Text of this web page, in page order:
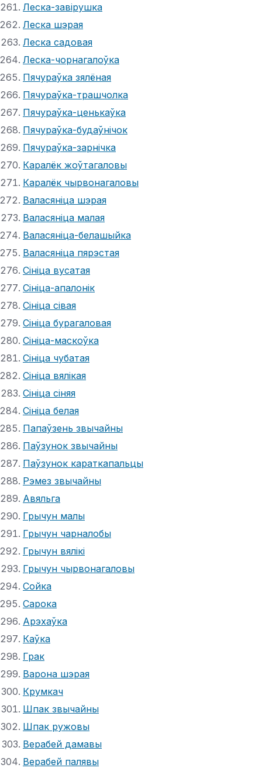
Леска-завірушка
Леска шэрая
Леска садовая
Леска-чорнагалоўка
Пячураўка зялёная
Пячураўка-трашчолка
Пячураўка-ценькаўка
Пячураўка-будаўнічок
Пячураўка-зарнічка
Каралёк жоўтагаловы
Каралёк чырвонагаловы
Валасяніца шэрая
Валасяніца малая
Валасяніца-белашыйка
Валасяніца пярэстая
Сініца вусатая
Сініца-апалонік
Сініца сівая
Сініца бурагаловая
Сініца-маскоўка
Сініца чубатая
Сініца вялікая
Сініца сіняя
Сініца белая
Папаўзень звычайны
Паўзунок звычайны
Паўзунок караткапальцы
Рэмез звычайны
Авяльга
Грычун малы
Грычун чарналобы
Грычун вялікі
Грычун чырвонагаловы
Сойка
Сарока
Арэхаўка
Каўка
Грак
Варона шэрая
Крумкач
Шпак звычайны
Шпак ружовы
Верабей дамавы
Верабей палявы